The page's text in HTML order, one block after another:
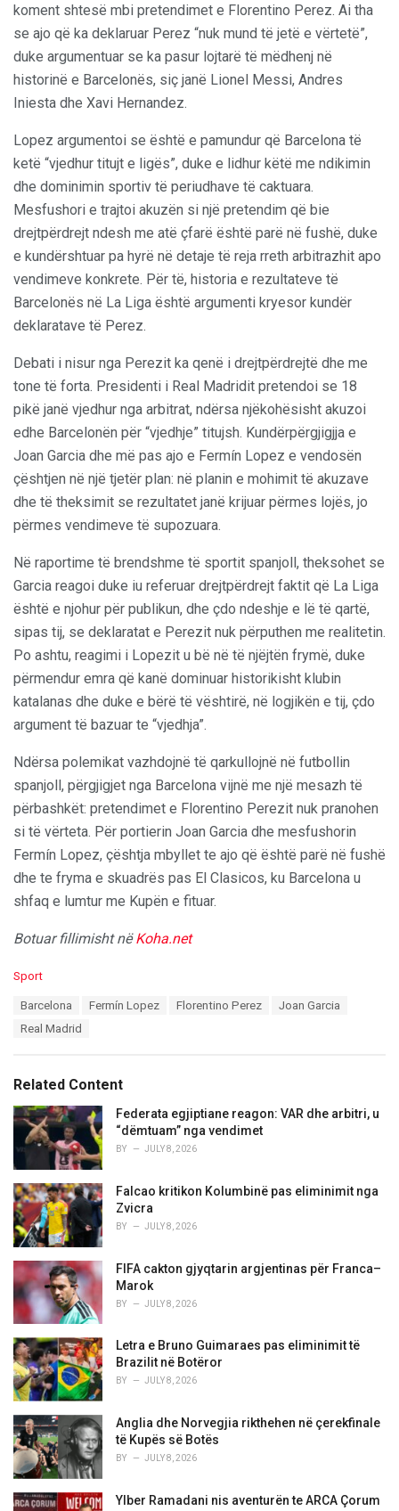
koment shtesë mbi pretendimet e Florentino Perez. Ai tha
se ajo që ka deklaruar Perez “nuk mund të jetë e vërtetë”,
duke argumentuar se ka pasur lojtarë të mëdhenj në
historinë e Barcelonës, siç janë Lionel Messi, Andres
Iniesta dhe Xavi Hernandez.
Lopez argumentoi se është e pamundur që Barcelona të
ketë “vjedhur titujt e ligës”, duke e lidhur këtë me ndikimin
dhe dominimin sportiv të periudhave të caktuara.
Mesfushori e trajtoi akuzën si një pretendim që bie
drejtpërdrejt ndesh me atë çfarë është parë në fushë, duke
e kundërshtuar pa hyrë në detaje të reja rreth arbitrazhit apo
vendimeve konkrete. Për të, historia e rezultateve të
Barcelonës në La Liga është argumenti kryesor kundër
deklaratave të Perez.
Debati i nisur nga Perezit ka qenë i drejtpërdrejtë dhe me
tone të forta. Presidenti i Real Madridit pretendoi se 18
pikë janë vjedhur nga arbitrat, ndërsa njëkohësisht akuzoi
edhe Barcelonën për “vjedhje” titujsh. Kundërpërgjigjja e
Joan Garcia dhe më pas ajo e Fermín Lopez e vendosën
çështjen në një tjetër plan: në planin e mohimit të akuzave
dhe të theksimit se rezultatet janë krijuar përmes lojës, jo
përmes vendimeve të supozuara.
Në raportime të brendshme të sportit spanjoll, theksohet se
Garcia reagoi duke iu referuar drejtpërdrejt faktit që La Liga
është e njohur për publikun, dhe çdo ndeshje e lë të qartë,
sipas tij, se deklaratat e Perezit nuk përputhen me realitetin.
Po ashtu, reagimi i Lopezit u bë në të njëjtën frymë, duke
përmendur emra që kanë dominuar historikisht klubin
katalanas dhe duke e bërë të vështirë, në logjikën e tij, çdo
argument të bazuar te “vjedhja”.
Ndërsa polemikat vazhdojnë të qarkullojnë në futbollin
spanjoll, përgjigjet nga Barcelona vijnë me një mesazh të
përbashkët: pretendimet e Florentino Perezit nuk pranohen
si të vërteta. Për portierin Joan Garcia dhe mesfushorin
Fermín Lopez, çështja mbyllet te ajo që është parë në fushë
dhe te fryma e skuadrës pas El Clasicos, ku Barcelona u
shfaq e lumtur me Kupën e fituar.
Botuar fillimisht nëKoha.net
C
i
e
s
Sport
Barcelona Fermín Lopez Florentino Perez
Joan Garcia
Real Madrid
Related Content
Federata egjiptiane reagon: VAR dhe arbitri, u
“dëmtuam” nga vendimet
BY JULY 8, 2026
Falcao kritikon Kolumbinë pas eliminimit nga
Zvicra
BY JULY 8, 2026
FIFA cakton gjyqtarin argjentinas për Franca–
Marok
BY JULY 8, 2026
Letra e Bruno Guimaraes pas eliminimit të
Brazilit në Botëror
BY JULY 8, 2026
Anglia dhe Norvegjia rikthehen në çerekfinale
të Kupës së Botës
BY JULY 8, 2026
Ylber Ramadani nis aventurën te ARCA Çorum